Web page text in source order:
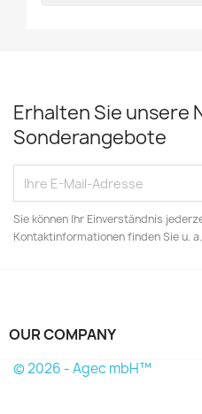
Erhalten Sie unsere
Sonderangebote
Sie können Ihr Einverständnis
Kontaktinformationen finden Sie u.
OUR COMPANY
© 2026 - Agec mbH™